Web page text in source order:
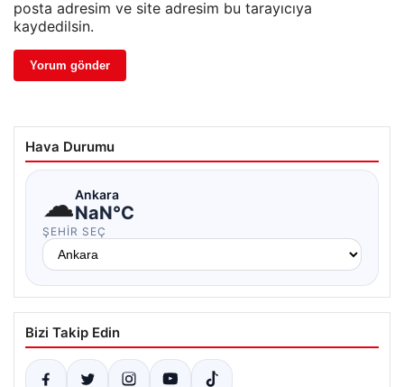
posta adresim ve site adresim bu tarayıcıya
kaydedilsin.
Hava Durumu
☁Ankara
NaN°C
ŞEHIR SEÇ
Bizi Takip Edin